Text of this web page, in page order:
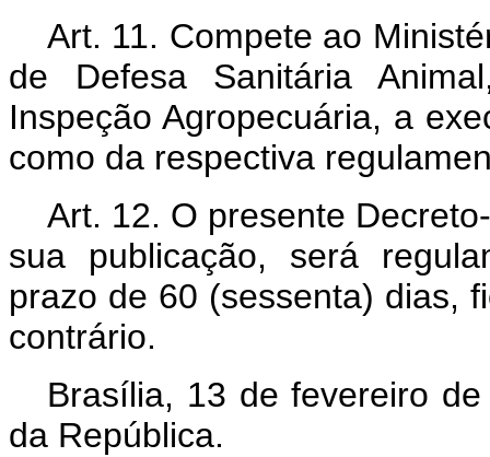
Art. 11. Compete ao
de Defesa Sanitária
Inspeção Agropecuária, a
como da respectiva
Art. 12. O presente
sua publicação, será
prazo de 60 (sessenta) dias,
contrário.
Brasília, 13 de fevereiro
da República.